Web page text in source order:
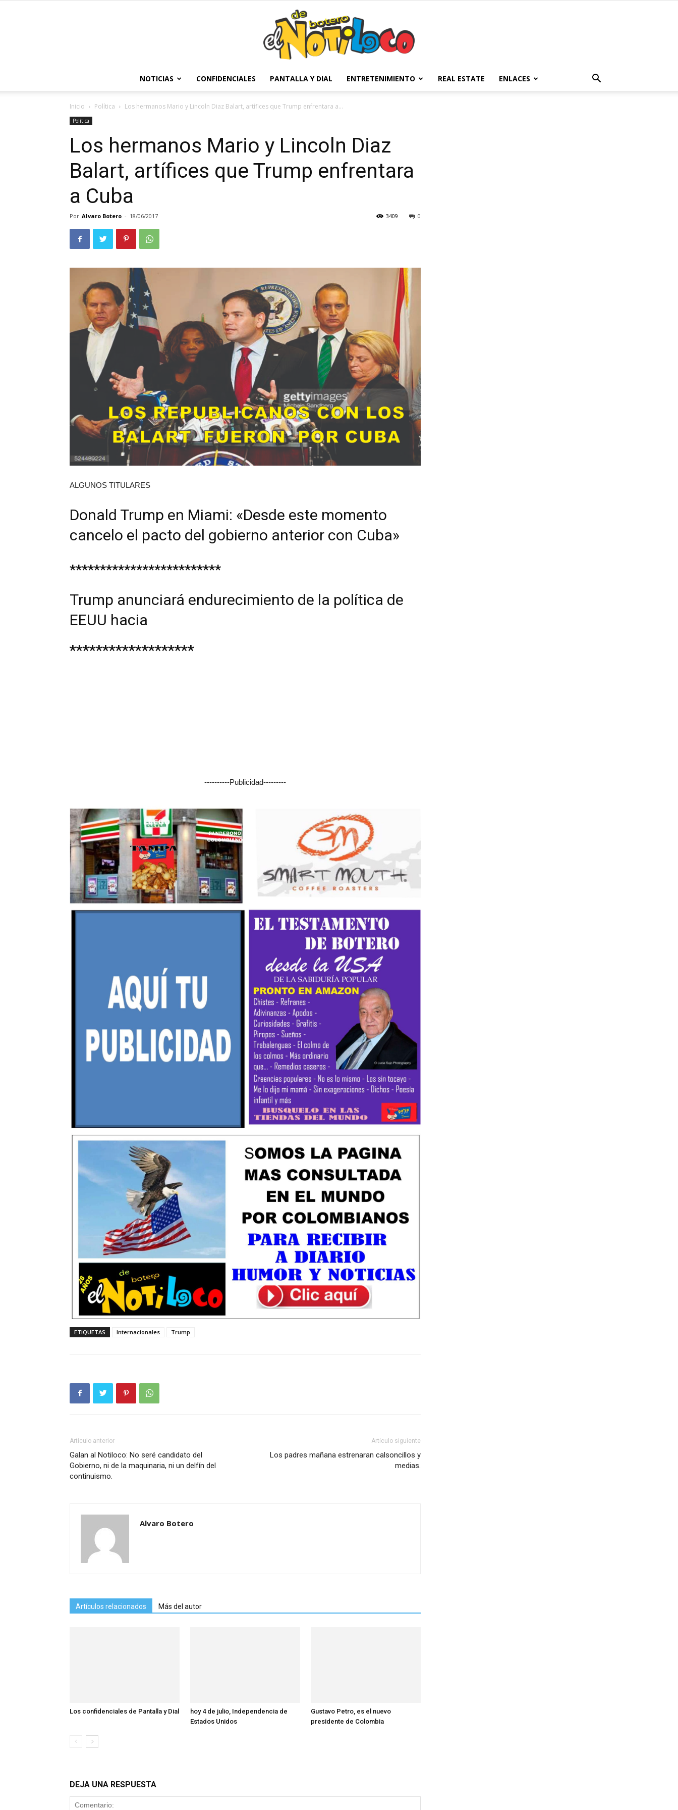
Botero
NOTICIAS CONFIDENCIALES PANTALLA Y DIAL ENTRETENIMIENTO REAL ESTATE ENLACES
Inicio Política Los hermanos Mario y Lincoln Diaz Balart, artífices que Trump enfrentara a...
Política
Los hermanos Mario y Lincoln Diaz
Balart, artífices que Trump enfrentara
a Cuba
Por Alvaro Botero - 18/06/2017 0
3409
ALGUNOS TITULARES
Donald Trump en Miami: «Desde este momento
cancelo el pacto del gobierno anterior con Cuba»
*************************
Trump anunciará endurecimiento de la política de
EEUU hacia
*******************
----------Publicidad---------
ETIQUETAS Internacionales Trump
Artículo anterior
Galan al Notiloco: No seré candidato del
Gobierno, ni de la maquinaria, ni un delfín del
continuismo.
Artículo siguiente
Los padres mañana estrenaran calsoncillos y
medias.
Alvaro Botero
Artículos relacionados Más del autor
Los confidenciales de Pantalla y Dial
hoy 4 de julio, Independencia de
Estados Unidos
Gustavo Petro, es el nuevo
presidente de Colombia
DEJA UNA RESPUESTA